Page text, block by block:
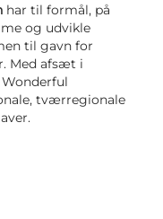
har til formål, på
og udvikle
til gavn for
Med afsæt i
tværregionale